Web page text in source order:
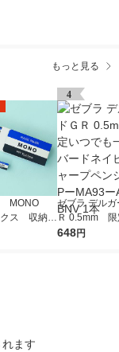
もっと見る
MONO
クス 収納B
061 1個
4
ゼブラ デルガ
Ｒ 0.5mm 限
でも一緒 バ
648円
ます